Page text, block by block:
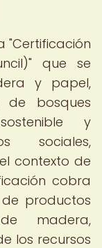
"Certificación
que se
y papel,
de bosques
y
sociales,
contexto de
cobra
productos
madera,
los recursos